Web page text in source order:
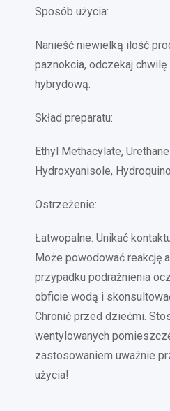
Sposób użycia:
Nanieść niewielką ilość
paznokcia, odczekaj chwilę
hybrydową.
Skład preparatu:
Ethyl Methacylate,
Hydroxyanisole,
Ostrzeżenie:
Łatwopalne. Unikać
Może powodować reakcję
przypadku podrażnienia
obficie wodą i
Chronić przed dziećmi.
wentylowanych
zastosowaniem uważnie
użycia!